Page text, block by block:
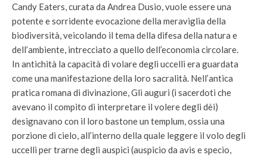
Candy Eaters, curata da Andrea Dusio, vuole essere una
potente e sorridente evocazione della meraviglia della
biodiversità, veicolando il tema della difesa della natura e
dell’ambiente, intrecciato a quello dell’economia circolare.
In antichità la capacità di volare degli uccelli era guardata
come una manifestazione della loro sacralità. Nell’antica
pratica romana di divinazione, Gli auguri (i sacerdoti che
avevano il compito di interpretare il volere degli dèi)
designavano con il loro bastone un templum, ossia una
porzione di cielo, all’interno della quale leggere il volo degli
uccelli per trarne degli auspici (auspicio da avis e specio,